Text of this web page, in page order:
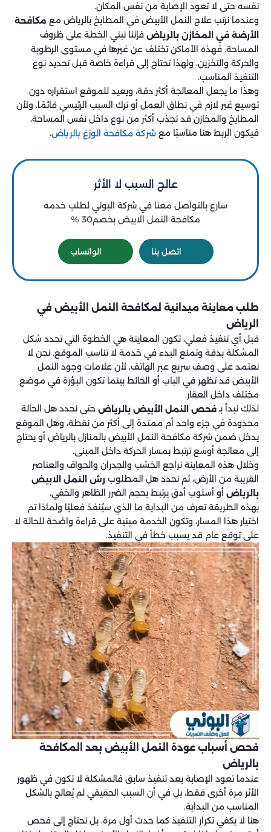
نفسه حتى لا تعود الإصابة من نفس المكان.
وعندما نرتب علاج النمل الأبيض في المطابخ بالرياض معمكافحة
الأرضة في المخازن بالرياضفإننا نبني الخطة على ظروف
المساحة. فهذه الأماكن تختلف عن غيرها في مستوى الرطوبة
والحركة والتخزين، ولهذا تحتاج إلى قراءة خاصة قبل تحديد نوع
التنفيذ المناسب.
وهذا ما يجعل المعالجة أكثر دقة، ويعيد للموقع استقراره دون
توسيع غير لازم في نطاق العمل أو ترك السبب الرئيسي قائمًا. ولأن
المطابخ والمخازن قد تجذب أكثر من نوع داخل نفس المساحة،
فيكون الربط هنا مناسبًا معشركة مكافحة الوزغ بالرياض.
عالج السبب لا الأثر
سارع بالتواصل معنا في شركة البوني لطلب خدمه
مكافحة النمل الابيض بخصم30 %
اتصل بنا الواتساب
طلب معاينة ميدانية لمكافحة النمل الأبيض في
الرياض
قبل أي تنفيذ فعلي، تكون المعاينة هي الخطوة التي تحدد شكل
المشكلة بدقة وتمنع البدء في خدمة لا تناسب الموقع. نحن لا
نعتمد على وصف سريع عبر الهاتف، لأن علامات وجود النمل
الأبيض قد تظهر في الباب أو الحائط بينما تكون البؤرة في موضع
مختلف داخل العقار.
لذلك نبدأ بـ فحص النمل الأبيض بالرياضحتى نحدد هل الحالة
محدودة في جزء واحد أم ممتدة إلى أكثر من نقطة، وهل الموقع
يدخل ضمن شركة مكافحة النمل الأبيض بالمنازل بالرياض أو يحتاج
إلى معالجة أوسع ترتبط بمسار الحركة داخل المبنى.
وخلال هذه المعاينة نراجع الخشب والجدران والحواف والعناصر
القريبة من الأرض، ثم نحدد هل المطلوبرش النمل الابيض
بالرياضأو أسلوب أدق يرتبط بحجم الضرر الظاهر والخفي.
بهذه الطريقة تعرف من البداية ما الذي سيُنفذ فعليًا ولماذا تم
اختيار هذا المسار، وتكون الخدمة مبنية على قراءة واضحة للحالة لا
على توقع عام قد يسبب خطأ في التنفيذ.
فحص أسباب عودة النمل الأبيض بعد المكافحة
بالرياض
عندما تعود الإصابة بعد تنفيذ سابق فالمشكلة لا تكون في ظهور
الأثر مرة أخرى فقط، بل في أن السبب الحقيقي لم يُعالج بالشكل
المناسب من البداية.
هنا لا يكفي تكرار التنفيذ كما حدث أول مرة، بل نحتاج إلى فحص